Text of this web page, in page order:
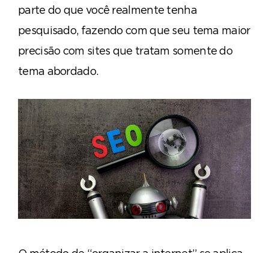
parte do que você realmente tenha
pesquisado, fazendo com que seu tema maior
precisão com sites que tratam somente do
tema abordado.